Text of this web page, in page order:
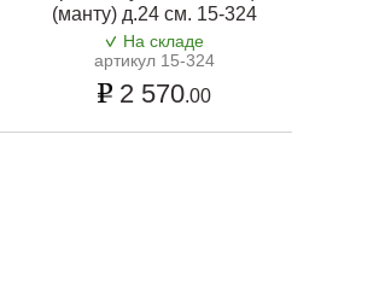
(манту) д.24 см. 15-324
На складе
артикул 15-324
2 570.00